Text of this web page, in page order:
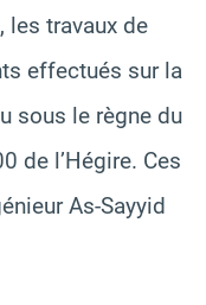
les travaux de
effectués sur la
sous le règne du
de l’Hégire. Ces
As-Sayyid